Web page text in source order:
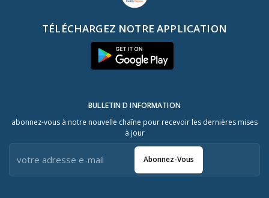
TÉLÉCHARGEZ NOTRE APPLICATION
BULLETIN D INFORMATION
abonnez-vous à notre nouvelle chaîne pour recevoir les dernières mises
à jour
Abonnez-Vous